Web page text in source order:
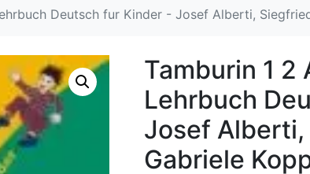
Deutsch fur Kinder - Josef Alberti,
Tamburin 1 2
Lehrbuch
Josef
Gabriele